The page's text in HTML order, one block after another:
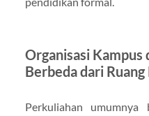
Organisasi Kampus
Berbeda dari Ruang
Perkuliahan umumnya